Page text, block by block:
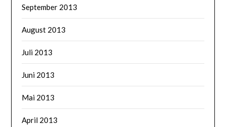
September 2013
August 2013
Juli 2013
Juni 2013
Mai 2013
April 2013